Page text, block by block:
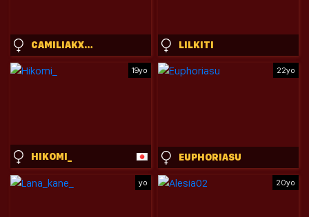
CAMILIAKXOXO LILKITI
19yo
HIKOMI_
22yo
EUPHORIASU
yo 20yo